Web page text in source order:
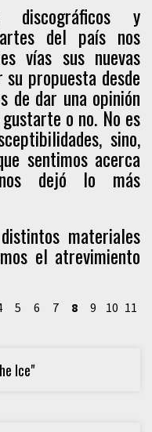
discográficos y
del país nos
vías sus nuevas
propuesta desde
de dar una opinión
o no. No es
sino,
sentimos acerca
dejó lo más
materiales
el atrevimiento
5 6 7 8 9 10 11
Ice"